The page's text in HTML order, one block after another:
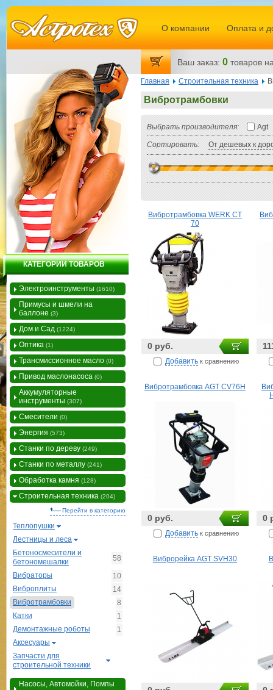
Главная Строительная техника
Вибротрамбовки
Выбрать производителя: Agt
Сортировать: От дешевых к
Вибротрамбовка WERK CT
70
0 руб.
Добавить к сравнению
Вибротрамбовка AGT CV76H
0 руб.
Добавить к сравнению
0
Виброрейка AGT SVH30
КАТЕГОРИИ ТОВАРОВ
Электроинструменты (1610)
Примусы и шмели на
баллоне (3)
Дом и Сад (1224)
Оптика (1)
Трансмиссионное масло (0)
Привод маслонасоса (0)
Аккумуляторные
инструменты (307)
Смесители (0)
Энергия (573)
Станки по дереву (249)
Станки по металлу (241)
Обработка камня (128)
Строительная техника (204)
Перейти в категорию
Теплопушки
Лестницы и леса
Бетоносмесители и
бетономешалки
58
Вибраторы
10
Виброплиты
14
Вибротрамбовки
8
Катки
1
Демонтажные роботы
1
Аксесуары
Запчасти для
строительной техники
Насосы, Автомойки, Помпы
О компании Оплата и
Ваш заказ: 0 товаров